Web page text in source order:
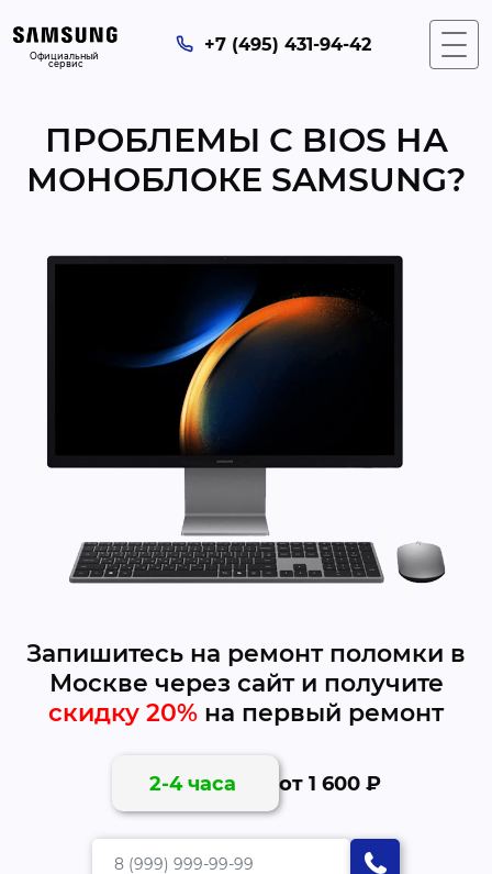
Официальный
сервис
+7 (495) 431-94-42
ПРОБЛЕМЫ С BIOS НА
МОНОБЛОКЕ SAMSUNG?
Запишитесь на ремонт поломки в
Москве через сайт и получите
скидку 20% на первый ремонт
2-4 часа от 1 600 ₽